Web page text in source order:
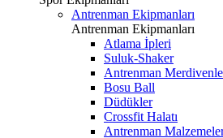
Antrenman Ekipmanları
Antrenman Ekipmanları
Atlama İpleri
Suluk-Shaker
Antrenman
Bosu Ball
Düdükler
Crossfit Halatı
Antrenman